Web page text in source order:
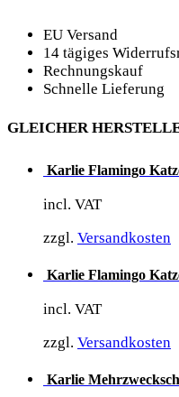
EU Versand
14 tägiges
Rechnungskauf
Schnelle Lieferung
GLEICHER
Karlie Flamingo
incl. VAT
zzgl. Versandkosten
Karlie Flamingo
incl. VAT
zzgl. Versandkosten
Karlie